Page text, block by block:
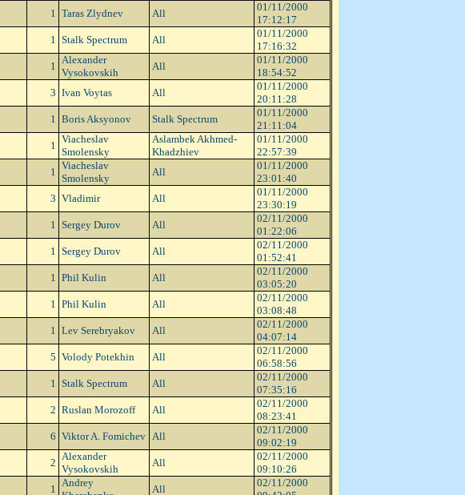
1 Taras Zlydnev All
01/11/2000
17:12:17
1 Stalk Spectrum All
01/11/2000
17:16:32
1
Alexander
Vysokovskih
All
01/11/2000
18:54:52
3 Ivan Voytas All
01/11/2000
20:11:28
1 Boris Aksyonov Stalk Spectrum
01/11/2000
21:11:04
1
Viacheslav
Smolensky
Aslambek Akhmed-
Khadzhiev
01/11/2000
22:57:39
1
Viacheslav
Smolensky
All
01/11/2000
23:01:40
3 Vladimir All
01/11/2000
23:30:19
1 Sergey Durov All
02/11/2000
01:22:06
1 Sergey Durov All
02/11/2000
01:52:41
1 Phil Kulin All
02/11/2000
03:05:20
1 Phil Kulin All
02/11/2000
03:08:48
1 Lev Serebryakov All
02/11/2000
04:07:14
5 Volody Potekhin All
02/11/2000
06:58:56
1 Stalk Spectrum All
02/11/2000
07:35:16
2 Ruslan Morozoff All
02/11/2000
08:23:41
6 Viktor A. Fomichev All
02/11/2000
09:02:19
2
Alexander
Vysokovskih
All
02/11/2000
09:10:26
1
Andrey
All
02/11/2000